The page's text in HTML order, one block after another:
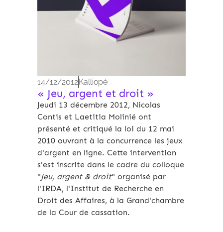
14/12/2012Kalliopé
« Jeu, argent et droit »
Jeudi 13 décembre 2012, Nicolas
Contis et Laetitia Molinié ont
présenté et critiqué la loi du 12 mai
2010 ouvrant à la concurrence les jeux
d'argent en ligne. Cette intervention
s'est inscrite dans le cadre du colloque
"Jeu, argent & droit" organisé par
l'IRDA, l'Institut de Recherche en
Droit des Affaires, à la Grand'chambre
de la Cour de cassation.